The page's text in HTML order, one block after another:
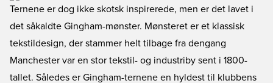
Ternene er dog ikke skotsk inspirerede, men er det lavet i
det såkaldte Gingham-mønster. Mønsteret er et klassisk
tekstildesign, der stammer helt tilbage fra dengang
Manchester var en stor tekstil- og industriby sent i 1800-
tallet. Således er Gingham-ternene en hyldest til klubbens